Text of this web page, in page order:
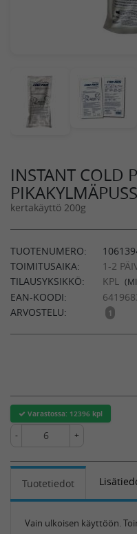
INSTANT COLD
kertakäyttö 200g
TUOTENUMERO:
TOIMITUSAIKA:
1-2
TILAUSYKSIKKÖ:
KPL
EAN-KOODI:
ARVOSTELU:
1
Varastossa: 12396 kpl
- +
Tuotetiedot
Vain ulkoisen käyttöön.